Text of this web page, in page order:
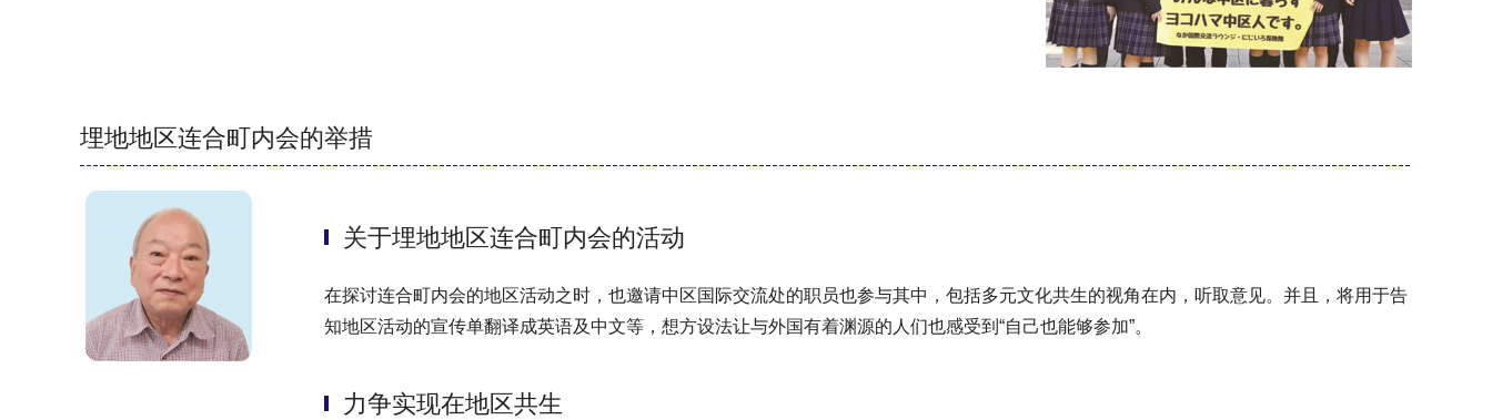
埋地地区连合町内会的举措
关于埋地地区连合町内会的活动
在探讨连合町内会的地区活动之时，也邀请中区国际交流处的职员也参与其中，包括多元文化共生的视角在内，听取意见。并且，将用于告
知地区活动的宣传单翻译成英语及中文等，想方设法让与外国有着渊源的人们也感受到“自己也能够参加”。
力争实现在地区共生